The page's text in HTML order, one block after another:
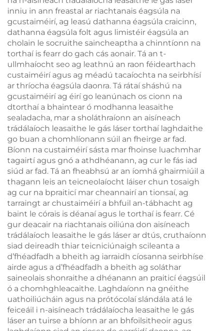
inniu in ann freastal ar riachtanais éagsúla na
gcustaiméirí, ag leasú dathanna éagsúla craicinn,
dathanna éagsúla folt agus limistéir éagsúla an
cholain le socruithe saincheaptha a chinntíonn na
torthaí is fearr do gach cás aonair. Tá an t-
ullmhaíocht seo ag leathnú an raon féidearthach
custaiméirí agus ag méadú tacaíochta na seirbhísí
ar thríocha éagsúla daonra. Tá rátaí sháshú na
gcustaiméirí ag éirí go leanúnach os cionn na
dtorthaí a bhaintear ó modhanna leasaithe
sealadacha, mar a sholáthraíonn an aisíneach
trádálaíoch leasaithe le gás láser torthaí laghdaithe
go buan a chomhlíonann súil an fheirge ar fad.
Bíonn na custaiméirí sásta mar fhoinse luachmhar
tagairtí agus gnó a athdhéanann, ag cur le fás iad
siúd ar fad. Tá an fheabhsú ar an íomhá ghairmiúil a
thagann leis an teicneolaíocht láiser chun tosaigh
ag cur na bpraiticí mar cheannairí an tionsaí, ag
tarraingt ar chustaiméirí a bhfuil an-tábhacht ag
baint le córais is déanaí agus le torthaí is fearr. Cé
gur deacair na riachtanais oiliúna don aisíneach
trádálaíoch leasaithe le gás láser ar dtús, cruthaíonn
siad deireadh thiar teicniciúnaigh scileanta a
d’fhéadfadh a bheith ag iarraidh cíosanna seirbhíse
airde agus a d’fhéadfadh a bheith ag soláthar
saineolais shonraithe a dhéanann an praiticí éagsúil
ó a chomhghleacaithe. Laghdaíonn na gnéithe
uathoiliúcháin agus na prótócolaí slándála atá le
feiceáil i n-aisíneach trádálaíocha leasaithe le gás
láser an tuirse a bhíonn ar an bhfoilsitheoir agus